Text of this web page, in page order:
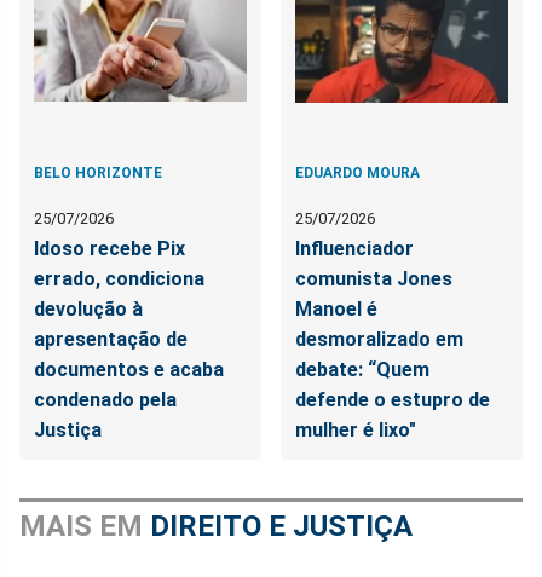
BELO HORIZONTE
25/07/2026
Idoso recebe Pix
errado, condiciona
devolução à
apresentação de
documentos e acaba
condenado pela
Justiça
EDUARDO MOURA
25/07/2026
Influenciador
comunista Jones
Manoel é
desmoralizado em
debate: “Quem
defende o estupro de
mulher é lixo"
MAIS EM DIREITO E JUSTIÇA